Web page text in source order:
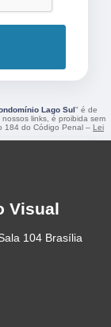
Lago Sul" é de
links, é proibida sem
184 do Código Penal – Lei
Visual
104 Brasília